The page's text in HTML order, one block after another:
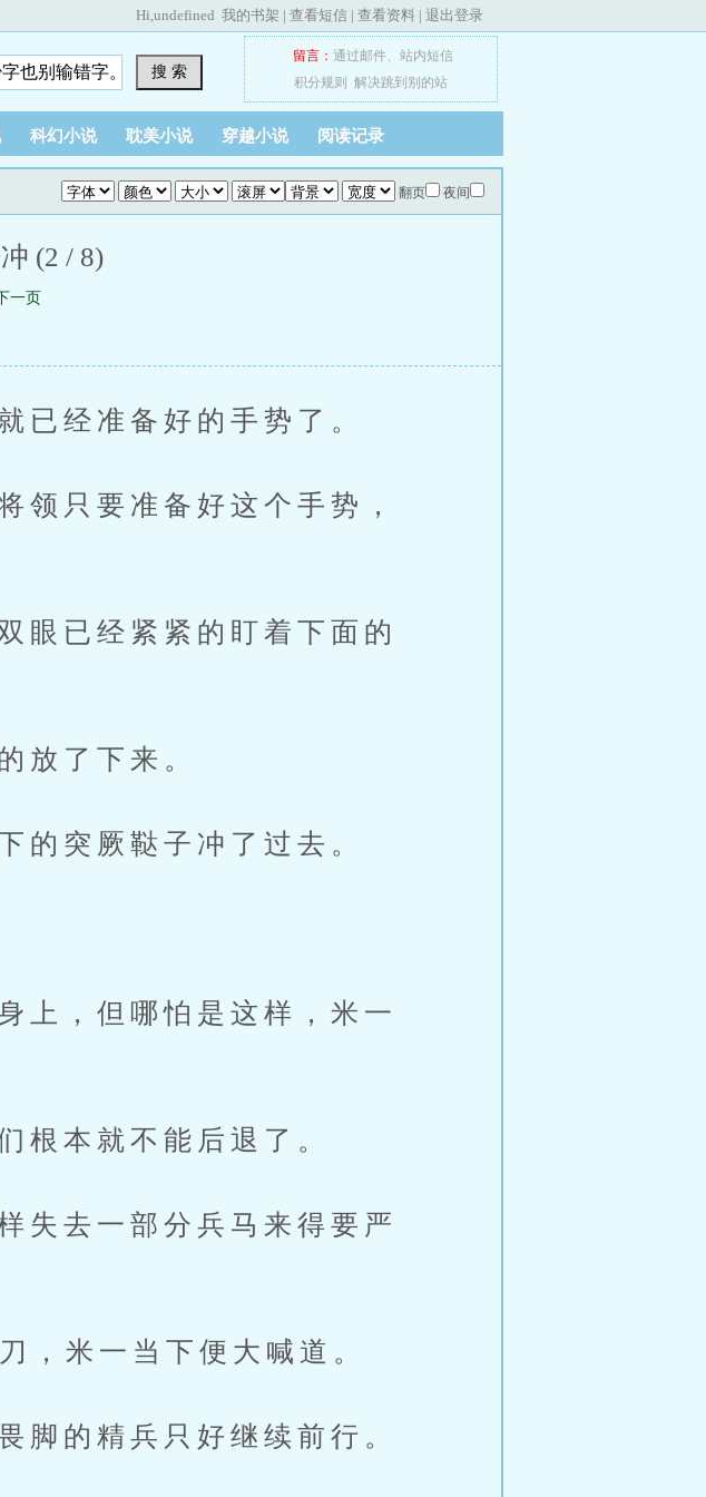
Hi,undefined 我的书架 | 查看短信 | 查看资料 | 退出登录
搜 索
留言： 通过邮件、 站内短信
积分规则
解决跳到别的站
科幻小说 耽美小说 穿越小说 阅读记录
翻页 夜间
(2 / 8)
一页
经准备好的手势了。
只要准备好这个手势，
已经紧紧的盯着下面的
了下来。
突厥鞑子冲了过去。
，但哪怕是这样，米一
本就不能后退了。
去一部分兵马来得要严
米一当下便大喊道。
的精兵只好继续前行。